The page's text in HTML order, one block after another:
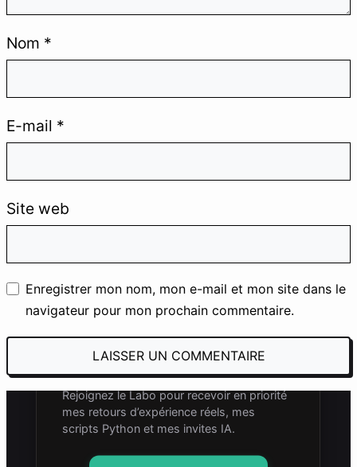
Nom *
E-mail *
Site web
Enregistrer mon nom, mon e-mail et mon site dans le
navigateur pour mon prochain commentaire.
MINTAVOCADO
devenir un professionnel augmenté.
LE LABO
Rejoignez le Labo pour recevoir en priorité
mes retours d’expérience réels, mes
scripts Python et mes invites IA.